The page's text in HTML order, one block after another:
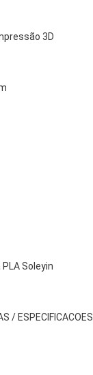
3D
Soleyin
/ ESPECIFICACOES